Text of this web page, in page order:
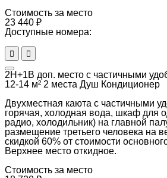
Стоимость за место
23 440 ₽
Доступные номера:
2Н+1В доп. место с частичными
12-14 м² 2 места Душ Кондиционер
Двухместная каюта с частичными
горячая, холодная вода, шкаф для
радио, холодильник) на главной
размещение третьего человека на
скидкой 60% от стоимости
Верхнее место откидное.
Стоимость за место